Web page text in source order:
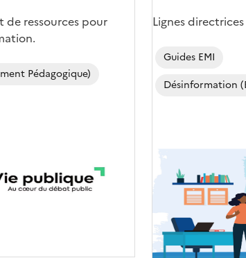
de ressources pour
Pédagogique)
Corps
Lignes
Guides EMI
Désinformation
couverture
(conseillée)